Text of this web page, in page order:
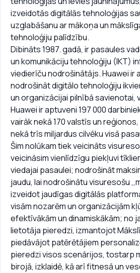
izveidotās digitālās tehnoloģijas
uzglabāšanu ar mākoņa un
tehnoloģiju palīdzību.
Dibināts 1987. gadā, ir pasaules
un komunikāciju tehnoloģiju (IKT)
viedierīču nodrošinātājs. Huawei ir
nodrošināt digitālo tehnoloģiju
un organizācijai pilnībā savienotai,
Huawei ir aptuveni 197 000
vairāk nekā 170 valstīs un
nekā trīs miljardus cilvēku visā
Šim nolūkam tiek veicināts
veicināsim vienlīdzīgu piekļuvi
viedajai pasaulei; nodrošināt
jaudu, lai nodrošinātu visuresošu
izveidot jaudīgas digitālās
visām nozarēm un organizācijām
efektīvākām un dinamiskākām; no
lietotāja pieredzi, izmantojot
piedāvājot patērētājiem
pieredzi visos scenārijos, tostarp
birojā, izklaidē, kā arī fitnesā un